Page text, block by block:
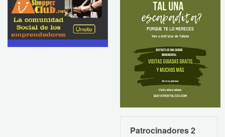
Patrocinadores 2